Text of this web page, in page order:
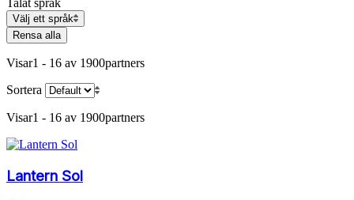
Talat språk
Välj ett språk
Rensa alla
Visar1 - 16 av 1900partners
Sortera
Visar1 - 16 av 1900partners
Lantern Sol